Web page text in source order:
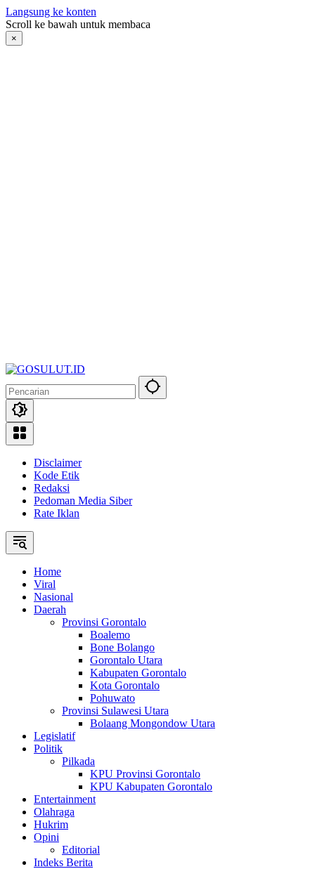
Langsung ke konten
Scroll ke bawah untuk membaca
×
Disclaimer
Kode Etik
Redaksi
Pedoman Media Siber
Rate Iklan
Home
Viral
Nasional
Daerah
Provinsi Gorontalo
Boalemo
Bone Bolango
Gorontalo Utara
Kabupaten Gorontalo
Kota Gorontalo
Pohuwato
Provinsi Sulawesi Utara
Bolaang Mongondow Utara
Legislatif
Politik
Pilkada
KPU Provinsi Gorontalo
KPU Kabupaten Gorontalo
Entertainment
Olahraga
Hukrim
Opini
Editorial
Indeks Berita